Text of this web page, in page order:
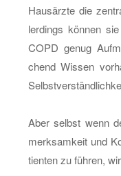
Haus­ärz­te die
ler­dings kön­nen
COPD genug
chend Wis­sen
Aber selbst wenn
merk­sam­keit und
ti­en­ten zu füh­ren,